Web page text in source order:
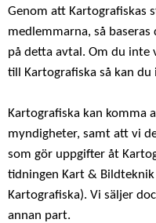
Genom att Kartografiskas
medlemmarna, så
på detta avtal. Om du
till Kartografiska så kan
Kartografiska kan komma
myndigheter, samt att vi
som gör uppgifter åt
tidningen Kart &
Kartografiska). Vi säljer
annan part.